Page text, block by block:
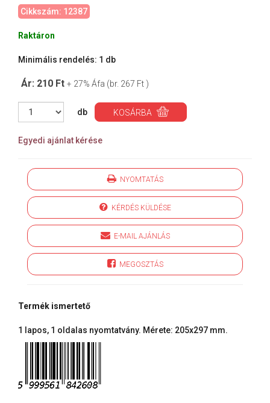
Cikkszám: 12387
Raktáron
Minimális rendelés: 1 db
Ár: 210 Ft + 27% Áfa (br. 267 Ft )
db KOSÁRBA
Egyedi ajánlat kérése
NYOMTATÁS
KÉRDÉS KÜLDÉSE
E-MAIL AJÁNLÁS
MEGOSZTÁS
Termék ismertető
1 lapos, 1 oldalas nyomtatvány. Mérete: 205x297 mm.